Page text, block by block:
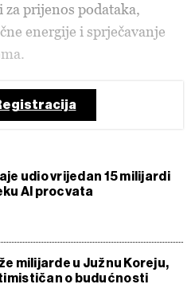
prijenos podataka,
energije i sprječavanje
udio vrijedan 15 milijardi
AI procvata
milijarde u Južnu Koreju,
o budućnosti